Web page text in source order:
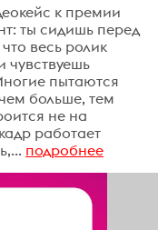
к премии
ты сидишь перед
весь ролик
чувствуешь
пытаются
больше, тем
не на
работает
подробнее